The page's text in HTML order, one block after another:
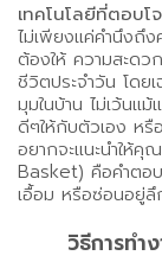
เทคโนโลยีที่ตอบ
ไม่เพียงแค่คำนึงถึง
ต้องให้ ความสะดว
ชีวิตประจำวัน โดยเ
มุมในบ้าน ไม่เว้นแ
ดีๆให้กับตัวเอง หรื
อยากจะแนะนำให้
Basket) คือคำตอ
เอื้อม หรือซ่อนอยู่ลึ
วิธีการทำ